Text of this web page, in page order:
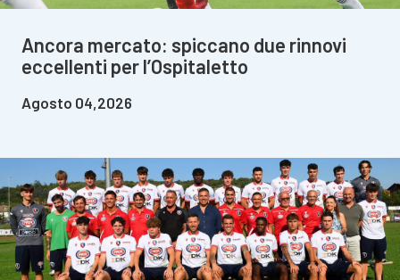
Ancora mercato: spiccano due rinnovi
eccellenti per l’Ospitaletto
Agosto 04,2026